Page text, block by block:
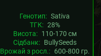
Генотип: Sativa
ТГК: 28%
Висота: 110-170 см
Сідбанк: BullySeeds
Врожай з росл.: 600-800 гр.